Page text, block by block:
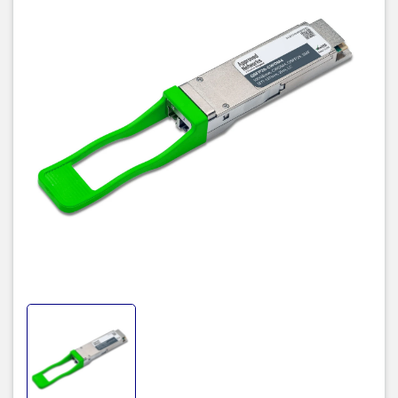
II. Thông số kỹ thuật Module
Quang Gigalight GQS-
SPO101-CIR4C
Part Number Product Description
Transmission data rate up to 25.78Gbps per channel
4 channels DFB-based CWDM uncooled transmitter
4 channels PIN ROSA
Internal CDR circuits on both receiver and transmitter channels